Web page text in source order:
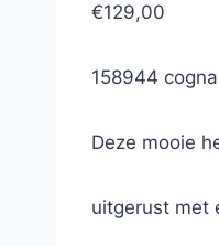
€129,00
158944
Deze mooie
uitgerust met